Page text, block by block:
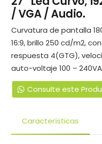
/ VGA / Audio.
Curvatura de pantalla
16:9, brillo 250 cd/m2,
respuesta 4(GTG),
auto-voltaje 100 –
Consulte este
Características